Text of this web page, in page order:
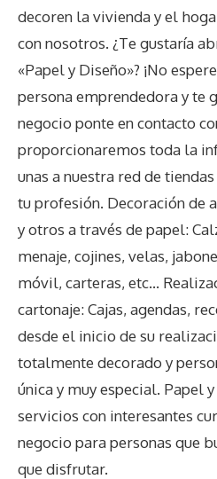
decoren la vivienda y el
con nosotros. ¿Te gustaría
«Papel y Diseño»? ¡No
persona emprendedora y te
negocio ponte en contacto
proporcionaremos toda la
unas a nuestra red de
tu profesión. Decoración de
y otros a través de papel:
menaje, cojines, velas,
móvil, carteras, etc…
cartonaje: Cajas, agendas,
desde el inicio de su
totalmente decorado y
única y muy especial. Papel
servicios con interesantes
negocio para personas que
que disfrutar.